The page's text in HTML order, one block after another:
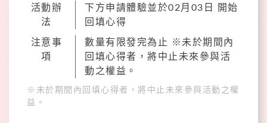
活動辦
法
下方申請體驗並於02月03日 開始
回填心得
注意事
項
數量有限發完為止 ※未於期間內
回填心得者，將中止未來參與活
動之權益。
※未於期間內回填心得者，將中止未來參與活動之權
益。